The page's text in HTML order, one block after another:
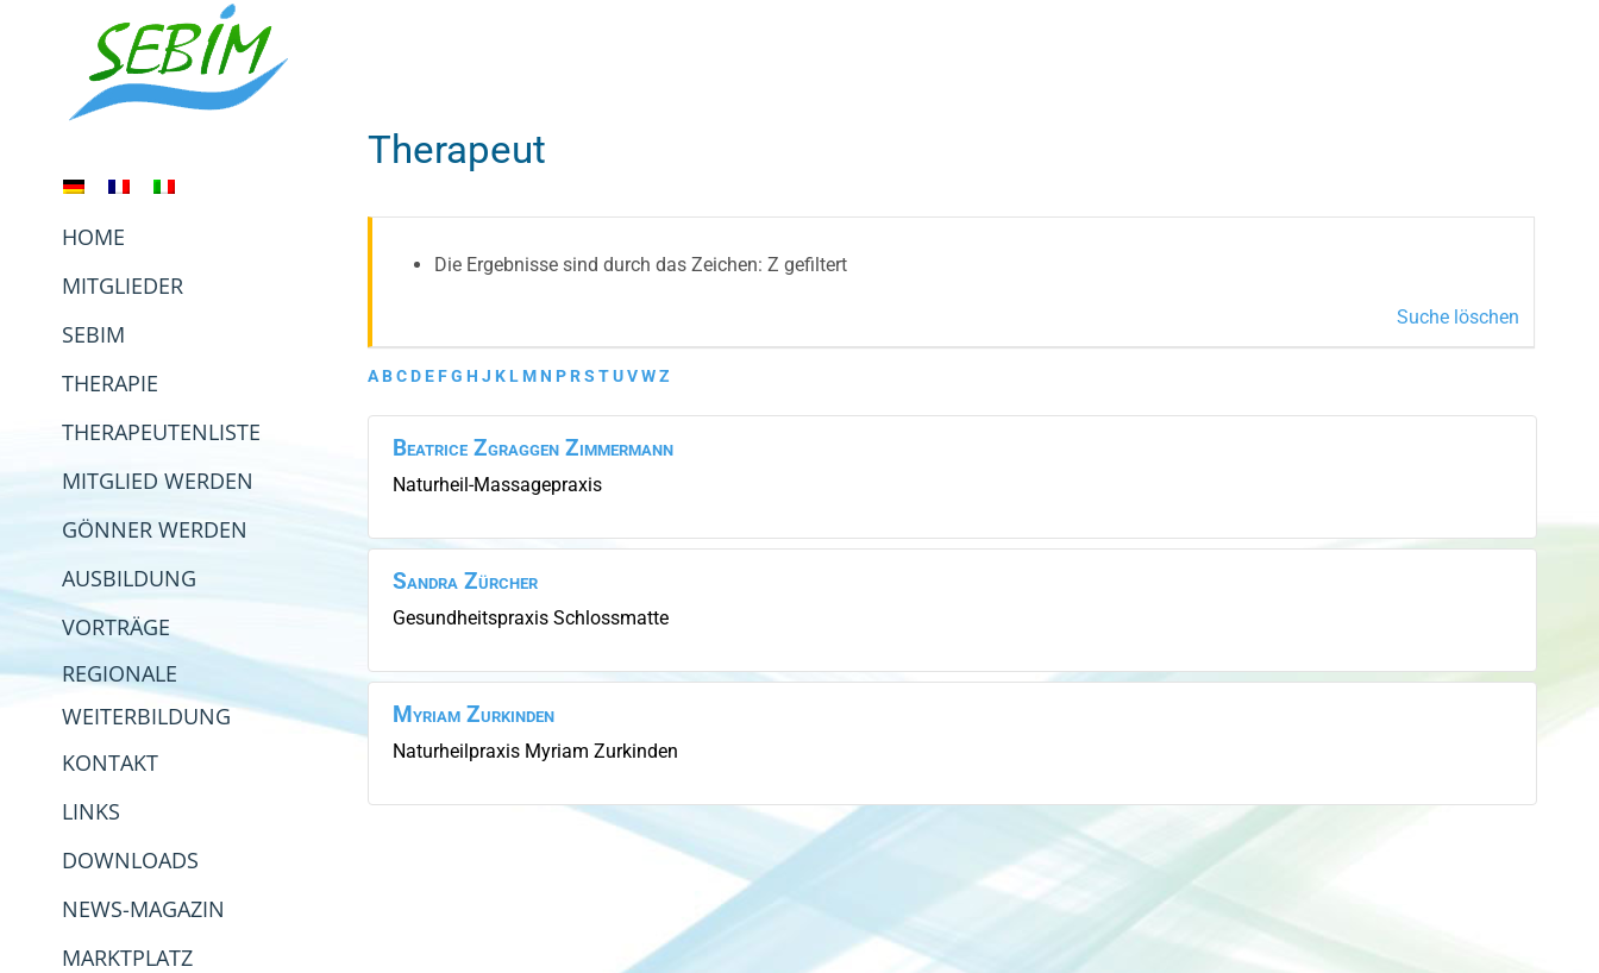
HOME
MITGLIEDER
SEBIM
THERAPIE
THERAPEUTENLISTE
MITGLIED WERDEN
GÖNNER WERDEN
AUSBILDUNG
VORTRÄGE
REGIONALE
WEITERBILDUNG
KONTAKT
LINKS
DOWNLOADS
NEWS-MAGAZIN
MARKTPLATZ
Therapeut
Die Ergebnisse sind durch das Zeichen: Z gefiltert
Suche löschen
A BC D E FG H J K L M N P RS TUVWZ
Beatrice Zgraggen Zimmermann
Naturheil-Massagepraxis
Sandra Zürcher
Gesundheitspraxis Schlossmatte
Myriam Zurkinden
Naturheilpraxis Myriam Zurkinden